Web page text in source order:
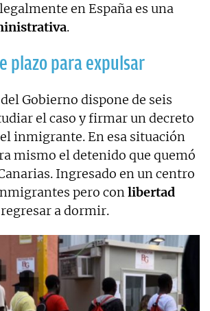
en España es una
.
plazo para expulsar
Gobierno dispone de seis
el caso y firmar un decreto
inmigrante. En esa situación
mismo el detenido que quemó
Ingresado en un centro
pero conlibertad
a dormir.